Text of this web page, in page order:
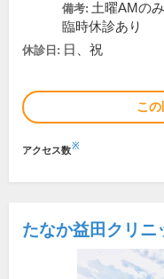
備考: 土曜AMのみ
臨時休診あり
休診日: 日、祝
こ
アクセス数※
たなか益田クリニ